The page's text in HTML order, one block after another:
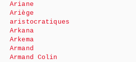
Ariane
Ariège
aristocratiques
Arkana
Arkema
Armand
Armand Colin